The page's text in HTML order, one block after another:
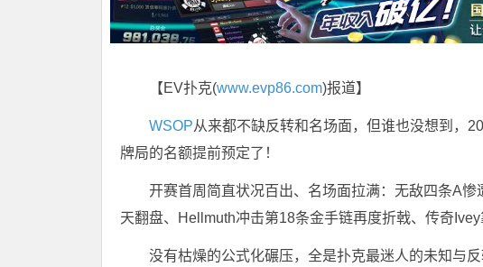
【EV扑克(www.evp86.com)报道】
WSOP从来都不缺反转和名场面，但谁也没想到，
牌局的名额提前预定了！
开赛首周简直状况百出、名场面拉满：无敌四条A
天翻盘、Hellmuth冲击第18条金手链再度折戟、传奇
没有枯燥的公式化碾压，全是扑克最迷人的未知与